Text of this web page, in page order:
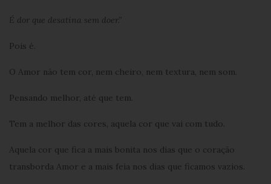
É dor que desatina sem doer.”
Pois é.
O Amor não tem cor, nem cheiro, nem textura, nem som.
Pensando melhor, até que tem.
Tem a melhor das cores, aquela cor que vai com tudo.
Aquela cor que fica a mais bonita nos dias que o coração
transborda Amor e a mais feia nos dias que ficamos vazios.